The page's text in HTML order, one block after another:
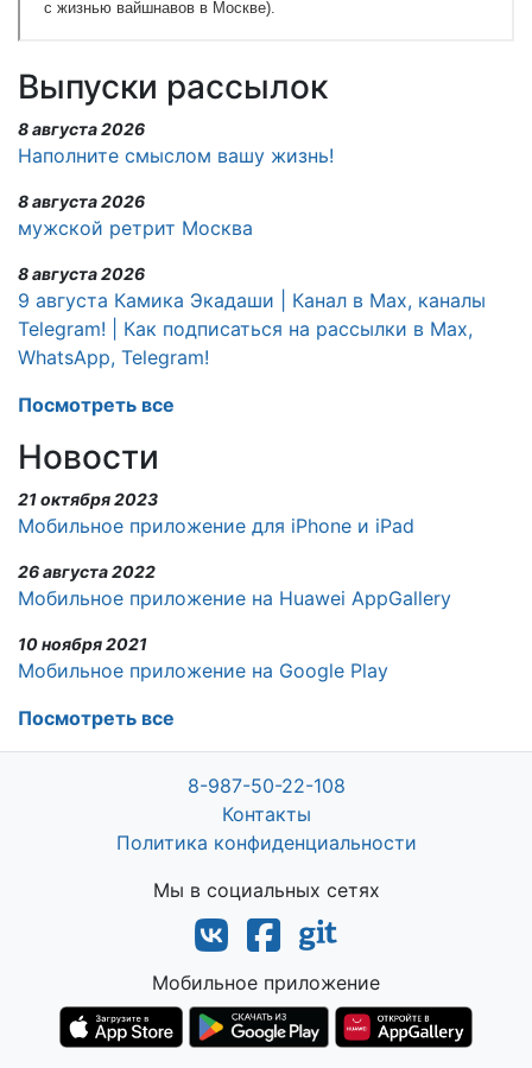
Выпуски рассылок
8 августа 2026
Наполните смыслом вашу жизнь!
8 августа 2026
мужской ретрит Москва
8 августа 2026
9 августа Камика Экадаши | Канал в Max, каналы
Telegram! | Как подписаться на рассылки в Max,
WhatsApp, Telegram!
Посмотреть все
Новости
21 октября 2023
Мобильное приложение для iPhone и iPad
26 августа 2022
Мобильное приложение на Huawei AppGallery
10 ноября 2021
Мобильное приложение на Google Play
Посмотреть все
8-987-50-22-108
Контакты
Политика конфиденциальности
Мы в социальных сетях
Мобильное приложение